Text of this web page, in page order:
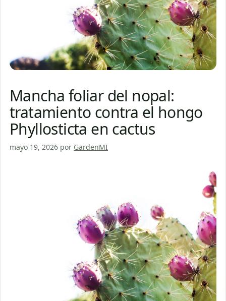
Mancha foliar del nopal:
tratamiento contra el hongo
Phyllosticta en cactus
mayo 19, 2026 por GardenMI